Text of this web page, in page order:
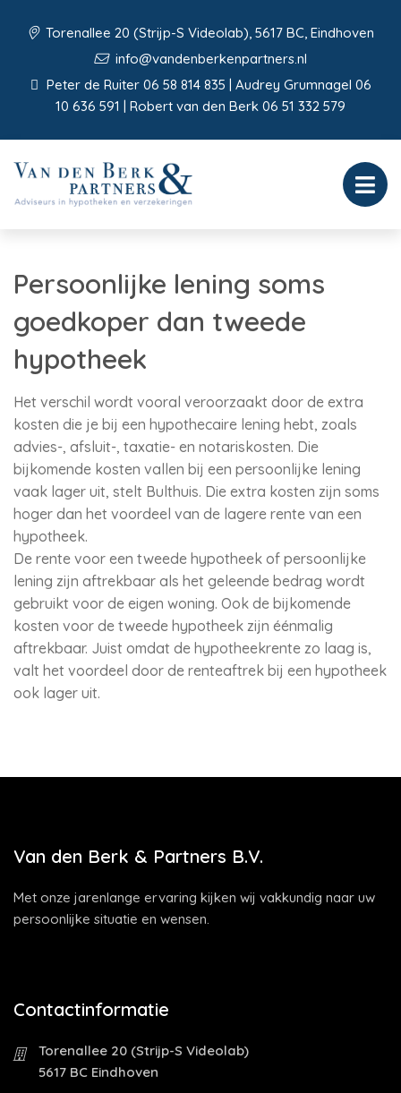
Torenallee 20 (Strijp-S Videolab), 5617 BC, Eindhoven
info@vandenberkenpartners.nl
Peter de Ruiter 06 58 814 835 | Audrey Grumnagel 06
10 636 591 | Robert van den Berk 06 51 332 579
Persoonlijke lening soms
goedkoper dan tweede
hypotheek
Het verschil wordt vooral veroorzaakt door de extra
kosten die je bij een hypothecaire lening hebt, zoals
advies-, afsluit-, taxatie- en notariskosten. Die
bijkomende kosten vallen bij een persoonlijke lening
vaak lager uit, stelt Bulthuis. Die extra kosten zijn soms
hoger dan het voordeel van de lagere rente van een
hypotheek.
De rente voor een tweede hypotheek of persoonlijke
lening zijn aftrekbaar als het geleende bedrag wordt
gebruikt voor de eigen woning. Ook de bijkomende
kosten voor de tweede hypotheek zijn éénmalig
aftrekbaar. Juist omdat de hypotheekrente zo laag is,
valt het voordeel door de renteaftrek bij een hypotheek
ook lager uit.
Van den Berk & Partners B.V.
Met onze jarenlange ervaring kijken wij vakkundig naar uw
persoonlijke situatie en wensen.
Contactinformatie
Torenallee 20 (Strijp-S Videolab)
5617 BC Eindhoven